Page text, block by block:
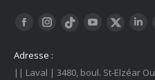
Trouvez nous sur :
FacebookInstagram
Tiktok YouTubeTwitter
Adresse :
|| Laval | 3480, boul. St-Elzéar